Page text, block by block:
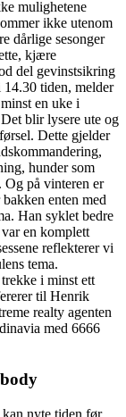
mulighetene
ikke utenom
dårlige sesonger
kjære
del gevinstsikring
tiden, melder
en uke i
blir lysere ute og
Dette gjelder
hunder som
Og på vinteren er
enten med
Han syklet bedre
en komplett
reflekterer vi
tema.
i minst ett
til Henrik
realty agenten
med 6666
kan nyte tiden før